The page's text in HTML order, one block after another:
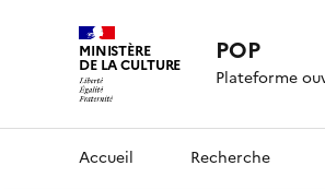
MINISTÈRE
DE LA CULTURE POP
Plateforme
Accueil Recherche